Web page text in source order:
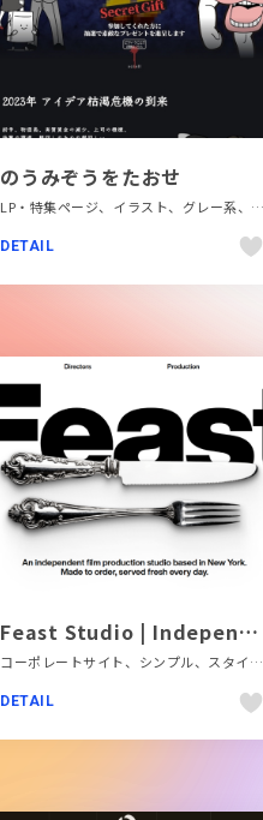
のうみぞうをたおせ
LP・特集ページ、イラスト、グレー系、タイポグラフィー、デザイン・アート・音楽・文芸、ブラック系 、ポップ、レッド系、日本テイスト
DETAIL
Feast Studio | Independent Film Production
コーポレートサイト、シンプル、スタイリッシュ、タイポグラフィー、デザイン・アート・音楽・文芸、ホワイト系
DETAIL